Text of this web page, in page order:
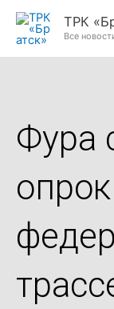
Перейти
ТРК
Все
Фура